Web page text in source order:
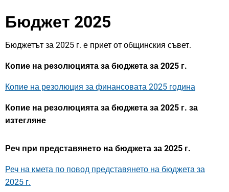
Бюджет 2025
Бюджетът за 2025 г. е приет от общинския съвет.
Копие на резолюцията за бюджета за 2025 г.
Копие на резолюция за финансовата 2025 година
Копие на резолюцията за бюджета за 2025 г. за
изтегляне
Реч при представянето на бюджета за 2025 г.
Реч на кмета по повод представянето на бюджета за
2025 г.